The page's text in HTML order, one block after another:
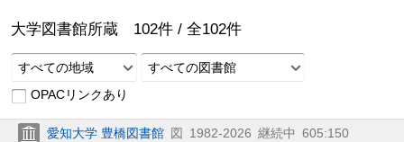
大学図書館所蔵 102件 / 全102件
すべての地域
すべての図書館
OPACリンクあり
愛知大学 豊橋図書館 図 1982-2026 継続中 605:150